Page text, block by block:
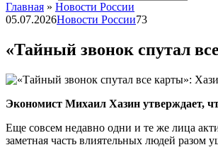
Главная » Новости России
05.07.2026Новости России73
«Тайный звонок спутал
Экономист Михаил Хазин утверждает,
Еще совсем недавно одни и те же лица
заметная часть влиятельных людей разом